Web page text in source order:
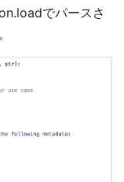
でパースさ